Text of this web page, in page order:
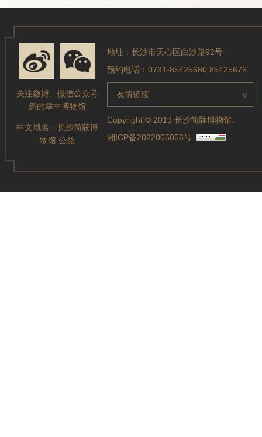
关注微博、微信公众号
您的掌中博物馆
中文域名： 长沙简牍博
物馆.公益
地址：长沙市天心区白沙路92号
预约电话：0731-85425680 85425676
友情链接 >
Copyright © 2019 长沙简牍博物馆.
湘ICP备2022005056号